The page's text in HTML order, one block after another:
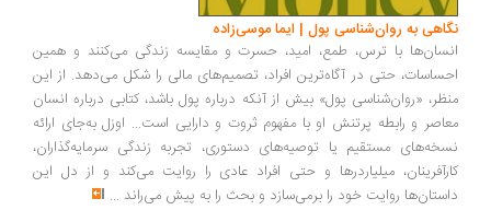
به روان‌شناسی پول | ایما موسی‌زاده
با ترس، طمع، امید، حسرت و مقایسه زندگی می‌کنند و همین
حتی در آگاه‌ترین افراد، تصمیم‌های مالی را شکل می‌دهد. از این
«روان‌شناسی پول» بیش از آنکه درباره پول باشد، کتابی درباره انسان
و رابطه پرتنش او با مفهوم ثروت و دارایی است... اوزل به‌جای ارائه
مستقیم یا توصیه‌های دستوری، تجربه زندگی سرمایه‌گذاران،
میلیاردرها و حتی افراد عادی را روایت می‌کند و از دل این
روایت خود را برمی‌سازد و بحث را به پیش می‌راند...